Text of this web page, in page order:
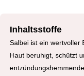
Inhaltsstoffe
Salbei ist ein wertvoller
Haut beruhigt, schützt